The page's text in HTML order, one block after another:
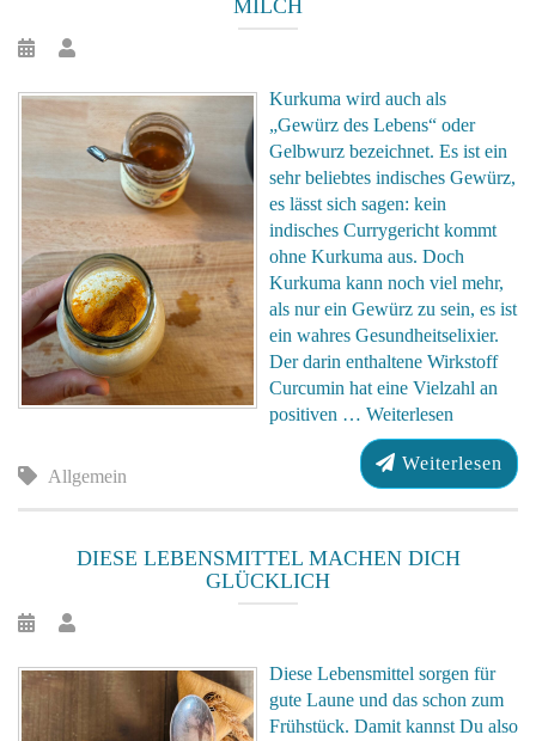
MILCH
Kurkuma wird auch als
„Gewürz des Lebens“ oder
Gelbwurz bezeichnet. Es ist ein
sehr beliebtes indisches Gewürz,
es lässt sich sagen: kein
indisches Currygericht kommt
ohne Kurkuma aus. Doch
Kurkuma kann noch viel mehr,
als nur ein Gewürz zu sein, es ist
ein wahres Gesundheitselixier.
Der darin enthaltene Wirkstoff
Curcumin hat eine Vielzahl an
positiven … Weiterlesen
Weiterlesen
Allgemein
DIESE LEBENSMITTEL MACHEN DICH
GLÜCKLICH
Diese Lebensmittel sorgen für
gute Laune und das schon zum
Frühstück. Damit kannst Du also